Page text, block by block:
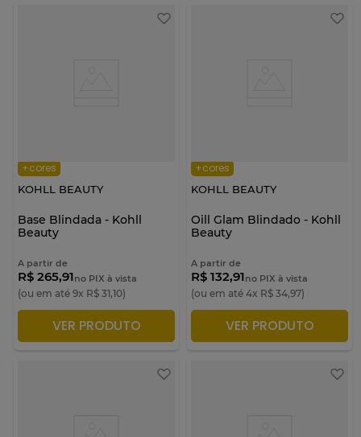
+cores
KOHLL BEAUTY
Base Blindada - Kohll
Beauty
A partir de
R$ 265,91no PIX à vista
(ou em até 9x R$ 31,10)
ADICIONAR À SACOLA
VER PRODUTO
+cores
KOHLL BEAUTY
Oill Glam Blindado - Kohll
Beauty
A partir de
R$ 132,91no PIX à vista
(ou em até 4x R$ 34,97)
ADICIONAR À SACOLA
VER PRODUTO